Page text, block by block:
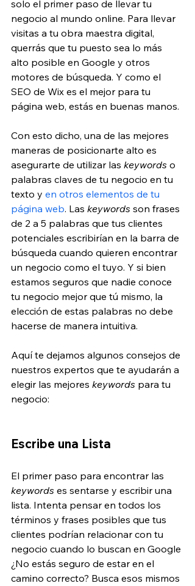
solo el primer paso de llevar tu
negocio al mundo online. Para llevar
visitas a tu obra maestra digital,
querrás que tu puesto sea lo más
alto posible en Google y otros
motores de búsqueda. Y como el
SEO de Wix es el mejor para tu
página web, estás en buenas manos.
Con esto dicho, una de las mejores
maneras de posicionarte alto es
asegurarte de utilizar las keywords o
palabras claves de tu negocio en tu
texto y en otros elementos de tu
página web. Las keywords son frases
de 2 a 5 palabras que tus clientes
potenciales escribirían en la barra de
búsqueda cuando quieren encontrar
un negocio como el tuyo. Y si bien
estamos seguros que nadie conoce
tu negocio mejor que tú mismo, la
elección de estas palabras no debe
hacerse de manera intuitiva.
Aquí te dejamos algunos consejos de
nuestros expertos que te ayudarán a
elegir las mejores keywords para tu
negocio:
Escribe una Lista
El primer paso para encontrar las
keywords es sentarse y escribir una
lista. Intenta pensar en todos los
términos y frases posibles que tus
clientes podrían relacionar con tu
negocio cuando lo buscan en Google
¿No estás seguro de estar en el
camino correcto? Busca esos mismos